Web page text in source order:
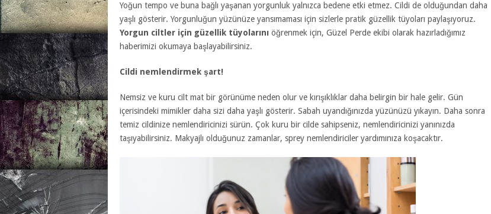
Yoğun tempo ve buna bağlı yaşanan yorgunluk yalnızca bedene etki etmez. Cildi de olduğundan daha
yaşlı gösterir. Yorgunluğun yüzünüze yansımaması için sizlerle pratik güzellik tüyoları paylaşıyoruz.
Yorgun ciltler için güzellik tüyolarını öğrenmek için, Güzel Perde ekibi olarak hazırladığımız
haberimizi okumaya başlayabilirsiniz.
Cildi nemlendirmek şart!
Nemsiz ve kuru cilt mat bir görünüme neden olur ve kırışıklıklar daha belirgin bir hale gelir. Gün
içerisindeki mimikler daha sizi daha yaşlı gösterir. Sabah uyandığınızda yüzünüzü yıkayın. Daha sonra
temiz cildinize nemlendiricinizi sürün. Çok kuru bir cilde sahipseniz, nemlendiricinizi yanınızda
taşıyabilirsiniz. Makyajlı olduğunuz zamanlar, sprey nemlendiriciler yardımınıza koşacaktır.